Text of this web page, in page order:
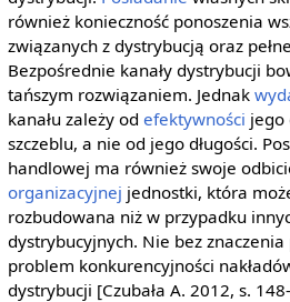
również konieczność ponoszenia
związanych z dystrybucją oraz
Bezpośrednie kanały dystrybucji
tańszym rozwiązaniem. Jednak
kanału zależy od efektywności jego
szczeblu, a nie od jego długości.
handlowej ma również swoje
organizacyjnej jednostki, która
rozbudowana niż w przypadku
dystrybucyjnych. Nie bez
problem konkurencyjności
dystrybucji [Czubała A. 2012, s.